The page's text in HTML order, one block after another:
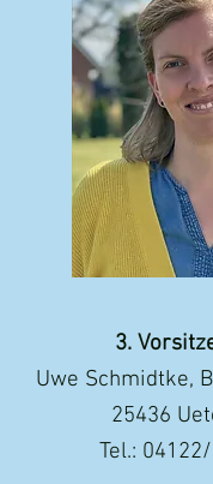
3.
Uwe Schmidtke,
25436
Tel.: